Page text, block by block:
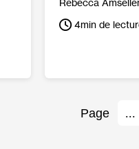
Rebecca
4min de
...